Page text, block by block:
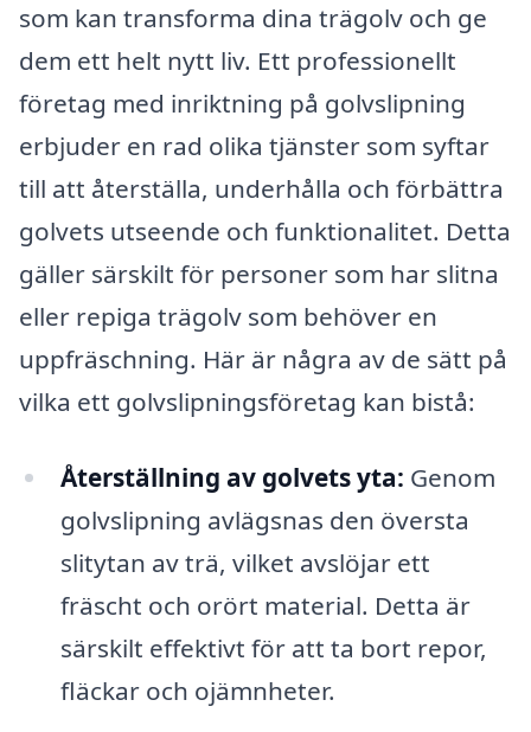
som kan transforma dina trägolv och ge
dem ett helt nytt liv. Ett professionellt
företag med inriktning på golvslipning
erbjuder en rad olika tjänster som syftar
till att återställa, underhålla och förbättra
golvets utseende och funktionalitet. Detta
gäller särskilt för personer som har slitna
eller repiga trägolv som behöver en
uppfräschning. Här är några av de sätt på
vilka ett golvslipningsföretag kan bistå:
Återställning av golvets yta: Genom
golvslipning avlägsnas den översta
slitytan av trä, vilket avslöjar ett
fräscht och orört material. Detta är
särskilt effektivt för att ta bort repor,
fläckar och ojämnheter.